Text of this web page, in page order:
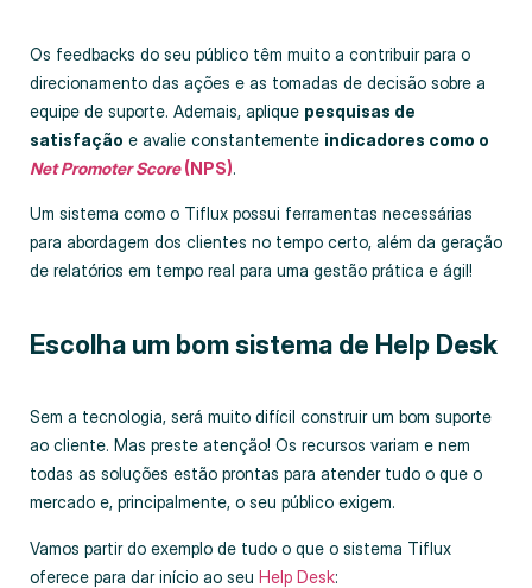
Os feedbacks do seu público têm muito a contribuir para o
direcionamento das ações e as tomadas de decisão sobre a
equipe de suporte. Ademais, aplique pesquisas de
satisfação e avalie constantemente indicadores como o
Net Promoter Score(NPS).
Um sistema como o Tiflux possui ferramentas necessárias
para abordagem dos clientes no tempo certo, além da geração
de relatórios em tempo real para uma gestão prática e ágil!
Escolha um bom sistema de Help Desk
Sem a tecnologia, será muito difícil construir um bom suporte
ao cliente. Mas preste atenção! Os recursos variam e nem
todas as soluções estão prontas para atender tudo o que o
mercado e, principalmente, o seu público exigem.
Vamos partir do exemplo de tudo o que o sistema Tiflux
oferece para dar início ao seu Help Desk: